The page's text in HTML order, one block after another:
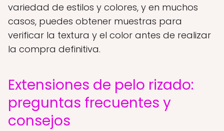
variedad de estilos y colores, y en muchos
casos, puedes obtener muestras para
verificar la textura y el color antes de realizar
la compra definitiva.
Extensiones de pelo rizado:
preguntas frecuentes y
consejos